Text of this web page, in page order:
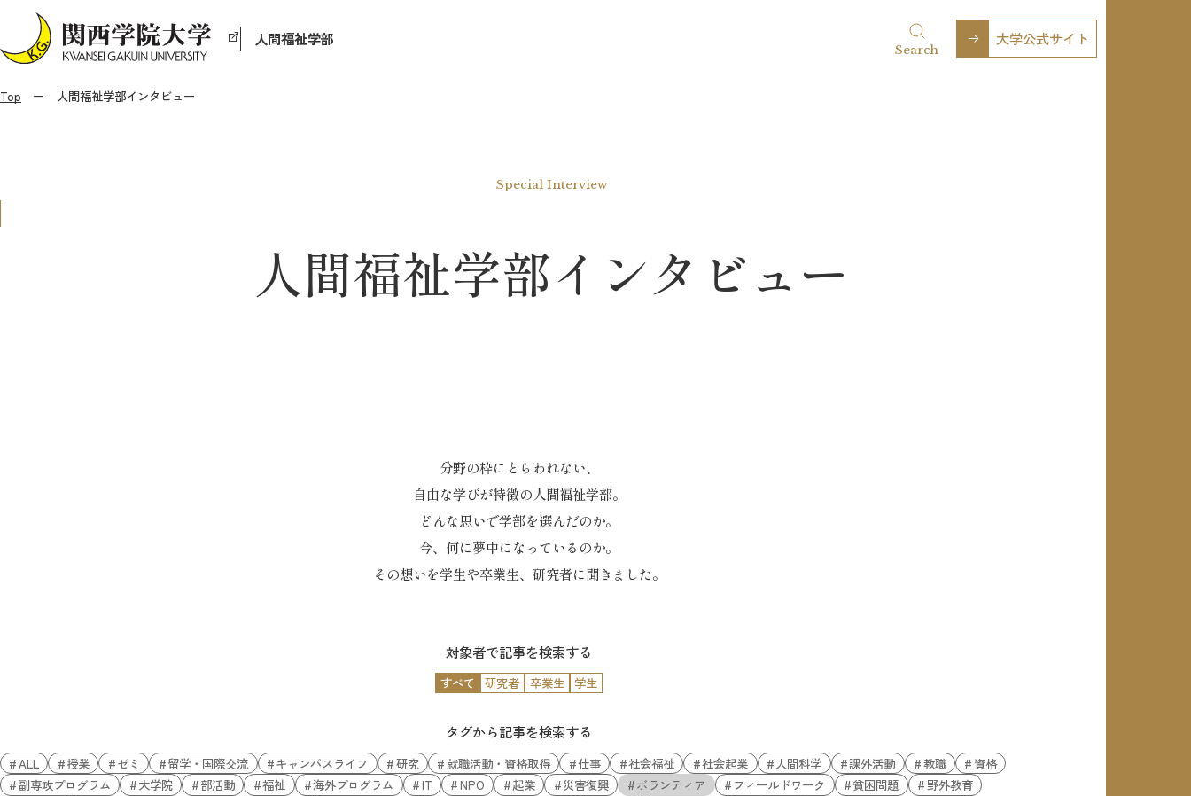
人間福祉学部
Search
大学公式サイト
Top 人間福祉学部インタビュー
Special Interview
人間福祉学部インタビュー
分野の枠にとらわれない、
自由な学びが特徴の人間福祉学部。
どんな思いで学部を選んだのか。
今、何に夢中になっているのか。
その想いを学生や卒業生、研究者に聞きました。
対象者で記事を検索する
すべて 研究者 卒業生 学生
タグから記事を検索する
ALL 授業 ゼミ 留学・国際交流 キャンパスライフ 研究 就職活動・資格取得 仕事 社会福祉 社会起業 人間科学 課外活動 教職
資格
副専攻プログラム
大学院 部活動 福祉 海外プログラム IT NPO 起業 災害復興 ボランティア フィールドワーク 貧困問題
野外教育